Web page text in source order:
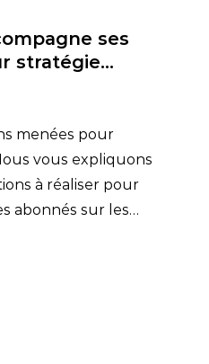
ses
stratégie
menées pour
vous expliquons
à réaliser pour
abonnés sur les